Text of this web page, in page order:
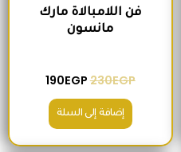
فن اللامبالاة مارك
مانسون
230EGP
190EGP
إضافة إلى السلة